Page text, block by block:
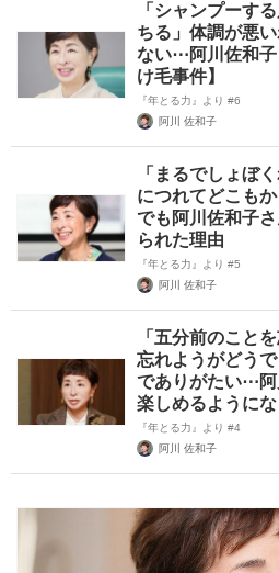
「シャンプーす
ちる」体調が悪
ない⋯阿川佐和子
け毛事件】
『年とる力』より #6
阿川 佐和子
「まるでしょぼ
につれてどこも
でも阿川佐和子
られた理由
『年とる力』より #5
阿川 佐和子
「五分前のこと
忘れようがどう
でありがたい⋯阿
楽しめるように
『年とる力』より #4
阿川 佐和子